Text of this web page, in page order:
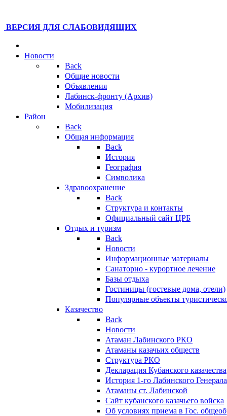
ВЕРСИЯ ДЛЯ СЛАБОВИДЯЩИХ
Новости
Back
Общие новости
Объявления
Лабинск-фронту (Архив)
Мобилизация
Район
Back
Общая информация
Back
История
География
Символика
Здравоохранение
Back
Структура и контакты
Официальный сайт ЦРБ
Отдых и туризм
Back
Новости
Информационные материалы
Санаторно - курортное лечение
Базы отдыха
Гостиницы (гостевые дома, отели)
Популярные объекты
Казачество
Back
Новости
Атаман Лабинского РКО
Атаманы казачьих обществ
Структура РКО
Декларация Кубанского казачества
История 1-го Лабинского
Атаманы ст. Лабинской
Cайт кубанского казачьего войска
Об условиях приема в Гос.